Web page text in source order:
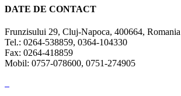
DATE DE CONTACT
Frunzisului 29, Cluj-Napoca, 400664, Romania
Tel.: 0264-538859, 0364-104330
Fax: 0264-418859
Mobil: 0757-078600, 0751-274905